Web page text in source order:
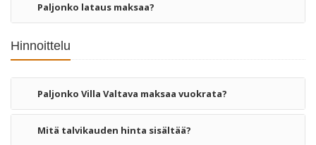
Paljonko lataus maksaa?
Hinnoittelu
Paljonko Villa Valtava maksaa vuokrata?
Mitä talvikauden hinta sisältää?